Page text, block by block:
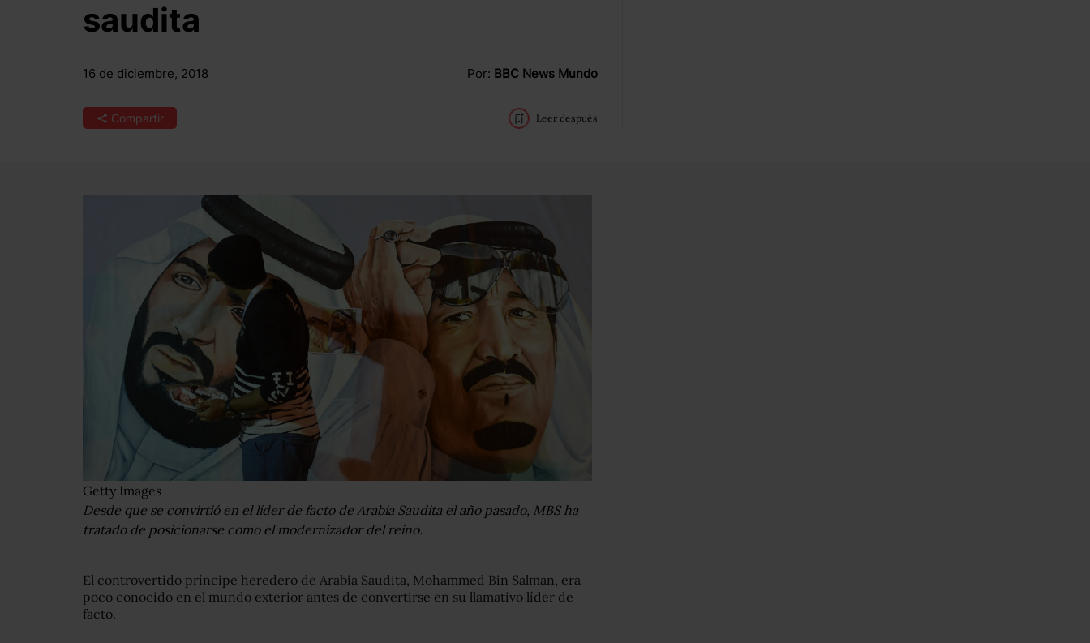
saudita
16 de diciembre, 2018 Por: BBC News Mundo
Compartir Leer después
Getty Images
Desde que se convirtió en el líder de facto de Arabia Saudita el año pasado, MBS ha
tratado de posicionarse como el modernizador del reino.
El controvertido príncipe heredero de Arabia Saudita, Mohammed Bin Salman, era
poco conocido en el mundo exterior antes de convertirse en su llamativo líder de
facto.